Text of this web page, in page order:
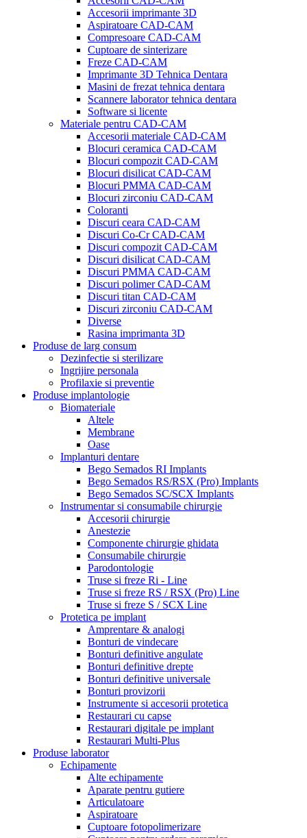
Accesorii imprimante 3D
Aspiratoare CAD-CAM
Compresoare CAD-CAM
Cuptoare de sinterizare
Freze CAD-CAM
Imprimante 3D Tehnica Dentara
Masini de frezat tehnica dentara
Scannere laborator tehnica dentara
Software si licente
Materiale pentru CAD-CAM
Accesorii materiale CAD-CAM
Blocuri ceramica CAD-CAM
Blocuri compozit CAD-CAM
Blocuri disilicat CAD-CAM
Blocuri PMMA CAD-CAM
Blocuri zirconiu CAD-CAM
Coloranti
Discuri ceara CAD-CAM
Discuri Co-Cr CAD-CAM
Discuri compozit CAD-CAM
Discuri disilicat CAD-CAM
Discuri PMMA CAD-CAM
Discuri polimer CAD-CAM
Discuri titan CAD-CAM
Discuri zirconiu CAD-CAM
Diverse
Rasina imprimanta 3D
Produse de larg consum
Dezinfectie si sterilizare
Ingrijire personala
Profilaxie si preventie
Produse implantologie
Biomateriale
Altele
Membrane
Oase
Implanturi dentare
Bego Semados RI Implants
Bego Semados RS/RSX (Pro) Implants
Bego Semados SC/SCX Implants
Instrumentar si consumabile chirurgie
Accesorii chirurgie
Anestezie
Componente chirurgie ghidata
Consumabile chirurgie
Parodontologie
Truse si freze Ri - Line
Truse si freze RS / RSX (Pro) Line
Truse si freze S / SCX Line
Protetica pe implant
Amprentare & analogi
Bonturi de vindecare
Bonturi definitive angulate
Bonturi definitive drepte
Bonturi definitive universale
Bonturi provizorii
Instrumente si accesorii protetica
Restaurari cu capse
Restaurari digitale pe implant
Restaurari Multi-Plus
Produse laborator
Echipamente
Alte echipamente
Aparate pentru gutiere
Articulatoare
Aspiratoare
Cuptoare fotopolimerizare